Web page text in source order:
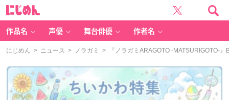
作品名 声優 舞台俳優 作者名
にじめん > ニュース > ノラガミ > 『ノラガミARAGOTO -MATSURIGOTO-